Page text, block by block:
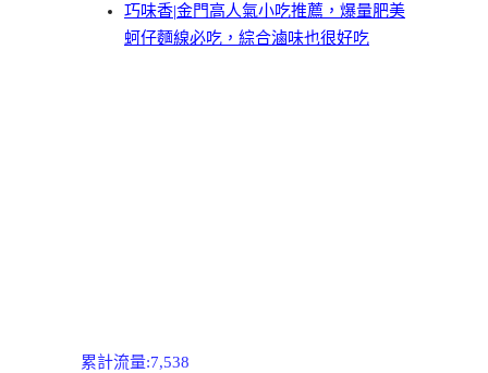
巧味香|金門高人氣小吃推薦，爆量肥美
蚵仔麵線必吃，綜合滷味也很好吃
累計流量:7,538